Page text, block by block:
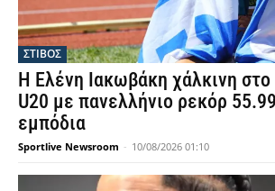
ΣΤΙΒΟΣ
Η Ελένη Ιακωβάκη χάλκινη
U20 με πανελλήνιο ρεκόρ
εμπόδια
Sportlive Newsroom - 10/08/2026 01:10